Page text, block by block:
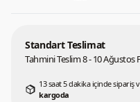
Standart Teslimat
Tahmini Teslim 8 - 10 Ağustos
13 saat 5 dakika içinde sipariş
kargoda